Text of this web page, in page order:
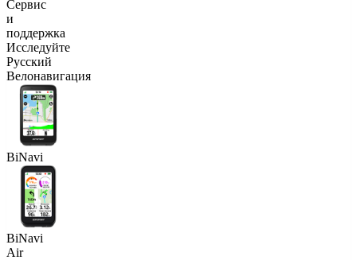
Сервис
и
поддержка
Исследуйте
Русский
Велонавигация
BiNavi
BiNavi
Air